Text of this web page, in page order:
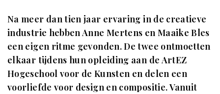
Na meer dan tien jaar ervaring in de creatieve
industrie hebben Anne Mertens en Maaike Bles
een eigen ritme gevonden. De twee ontmoetten
elkaar tijdens hun opleiding aan de ArtEZ
Hogeschool voor de Kunsten en delen een
voorliefde voor design en compositie. Vanuit